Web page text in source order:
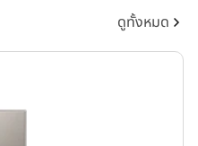
ดูทั้งหมด